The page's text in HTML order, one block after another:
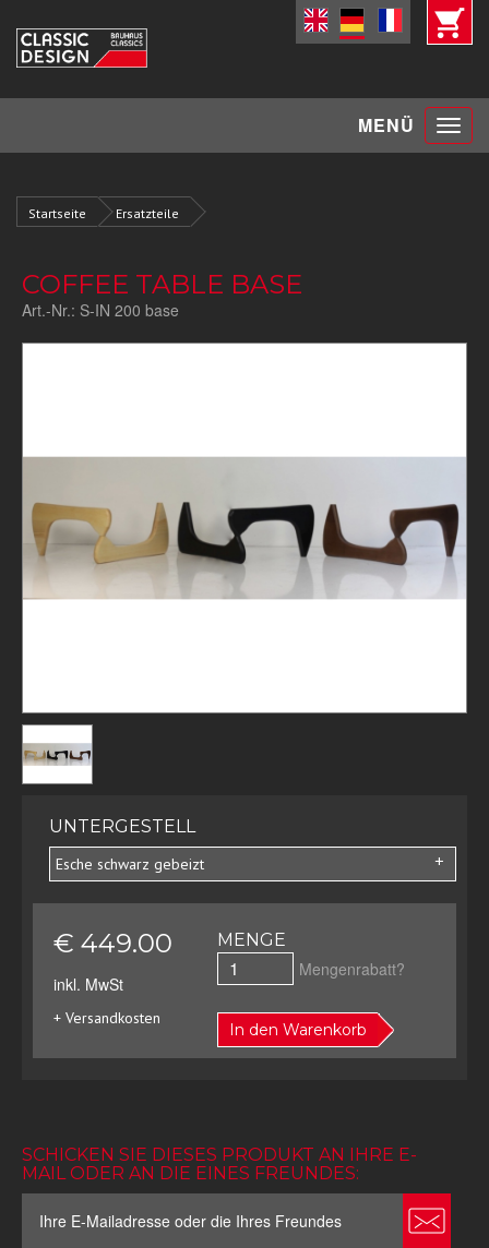
MENÜ Toggle
Startseite Ersatzteile
COFFEE TABLE BASE
Art.-Nr.: S-IN 200 base
UNTERGESTELL
Esche schwarz gebeizt
€ 449.00
inkl. MwSt
+ Versandkosten
MENGE
Mengenrabatt?
In den Warenkorb
SCHICKEN SIE DIESES PRODUKT AN IHRE E-
MAIL ODER AN DIE EINES FREUNDES: